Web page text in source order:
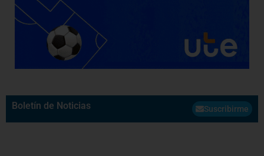
Boletín de Noticias Suscribirme